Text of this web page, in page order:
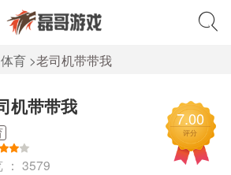
体育 >老司机带带我
机带带我
3579
7.00
评分